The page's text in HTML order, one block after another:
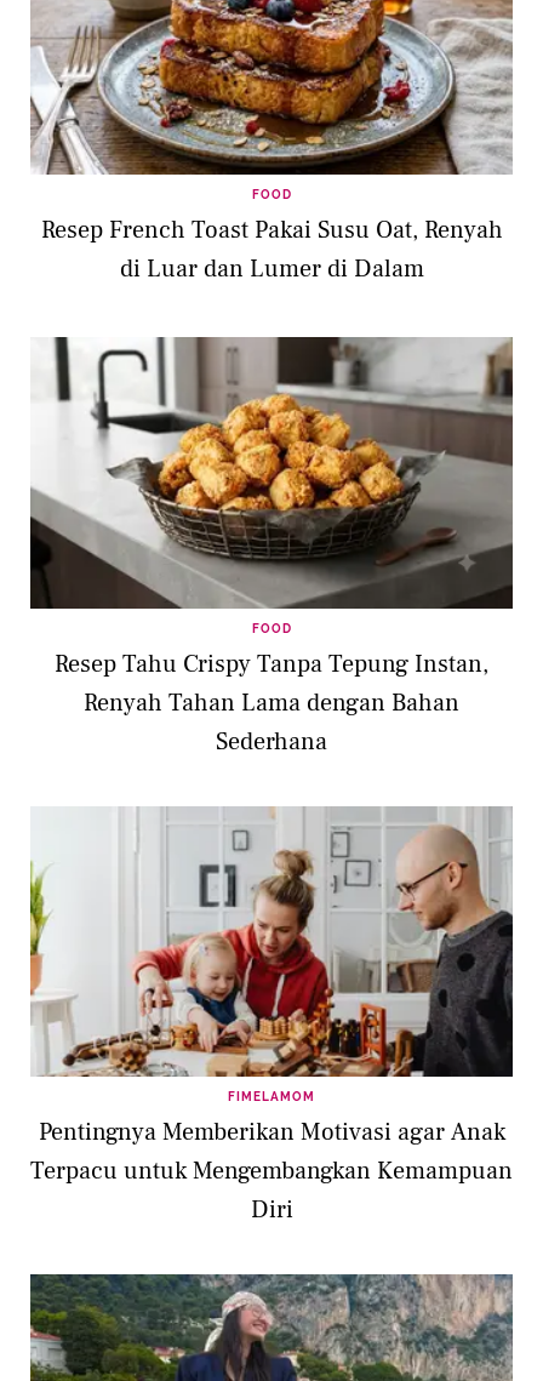
FOOD
Resep French Toast Pakai Susu Oat, Renyah
di Luar dan Lumer di Dalam
FOOD
Resep Tahu Crispy Tanpa Tepung Instan,
Renyah Tahan Lama dengan Bahan
Sederhana
FIMELAMOM
Pentingnya Memberikan Motivasi agar Anak
Terpacu untuk Mengembangkan Kemampuan
Diri